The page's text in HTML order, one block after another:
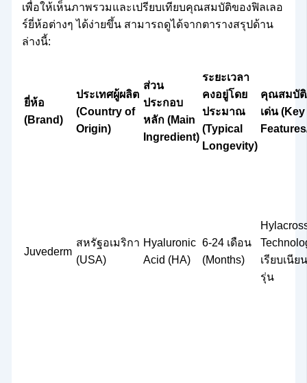
เพื่อให้เห็นภาพรวมและเปรียบเทียบคุณสมบัติของฟิลเลอ
ร์ยี่ห้อต่างๆ ได้ง่ายขึ้น สามารถดูได้จากตารางสรุปด้าน
ล่างนี้:
ยี่ห้อ
(Brand)
ประเทศผู้ผลิต
(Country of
Origin)
ส่วน
ประกอบ
หลัก (Main
Ingredient)
ระยะเวลา
คงอยู่โดย
ประมาณ
(Typical
Longevity)
คุณสมบัติ
เด่น (Key
Juvederm
สหรัฐอเมริกา
(USA)
Hyaluronic
Acid (HA)
6-24 เดือน
(Months)
เรียบเนี
รุ่น